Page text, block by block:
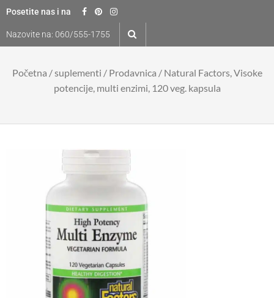
Skip
content
Posetite nas i na
Nazovite na: 060/555-1755
Početna /suplementi / Prodavnica / Natural Factors, Visoke
potencije, multi enzimi, 120 veg. kapsula